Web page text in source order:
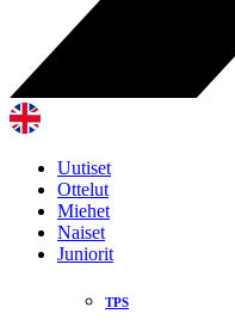
Uutiset
Ottelut
Miehet
Naiset
Juniorit
TPS